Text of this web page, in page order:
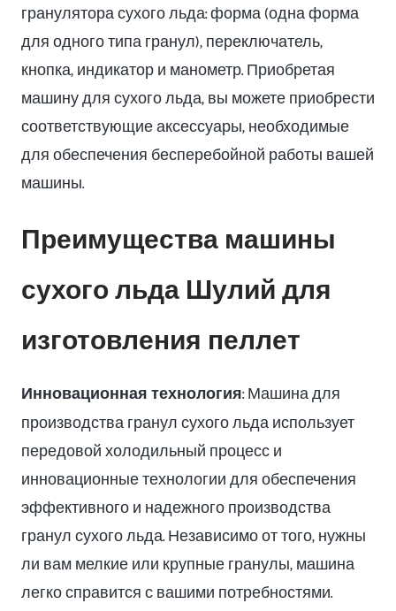
гранулятора сухого льда: форма (одна форма
для одного типа гранул), переключатель,
кнопка, индикатор и манометр. Приобретая
машину для сухого льда, вы можете приобрести
соответствующие аксессуары, необходимые
для обеспечения бесперебойной работы вашей
машины.
Преимущества машины
сухого льда Шулий для
изготовления пеллет
Инновационная технология: Машина для
производства гранул сухого льда использует
передовой холодильный процесс и
инновационные технологии для обеспечения
эффективного и надежного производства
гранул сухого льда. Независимо от того, нужны
ли вам мелкие или крупные гранулы, машина
легко справится с вашими потребностями.